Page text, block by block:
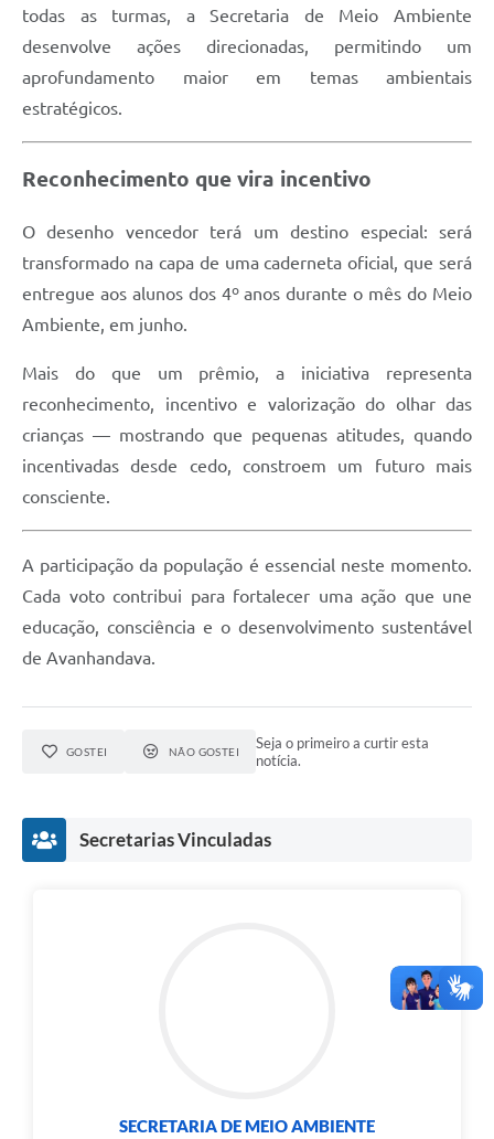
todas as turmas, a Secretaria de Meio Ambiente
desenvolve ações direcionadas, permitindo um
aprofundamento maior em temas ambientais
estratégicos.
Reconhecimento que vira incentivo
O desenho vencedor terá um destino especial: será
transformado na capa de uma caderneta oficial, que será
entregue aos alunos dos 4º anos durante o mês do Meio
Ambiente, em junho.
Mais do que um prêmio, a iniciativa representa
reconhecimento, incentivo e valorização do olhar das
crianças — mostrando que pequenas atitudes, quando
incentivadas desde cedo, constroem um futuro mais
consciente.
A participação da população é essencial neste momento.
Cada voto contribui para fortalecer uma ação que une
educação, consciência e o desenvolvimento sustentável
de Avanhandava.
GOSTEI NÃO GOSTEI
Seja o primeiro a curtir esta
notícia.
Secretarias Vinculadas
SECRETARIA DE MEIO AMBIENTE